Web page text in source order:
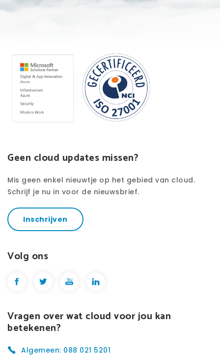
Geen cloud updates missen?
Mis geen enkel nieuwtje op het gebied van cloud.
Schrijf je nu in voor de nieuwsbrief.
Inschrijven
Volg ons
Vragen over wat cloud voor jou kan
betekenen?
Algemeen: 088 021 5201